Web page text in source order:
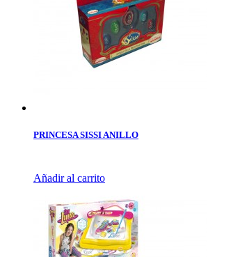
PRINCESA SISSI ANILLO
Añadir al carrito